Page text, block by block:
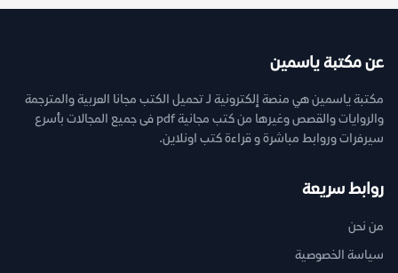
عن مكتبة ياسمين
مكتبة ياسمين هي منصة إلكترونية لـ تحميل الكتب مجانا العربية والمترجمة
والروايات والقصص وغيرها من كتب مجانية pdf فى جميع المجالات بأسرع
سيرفرات وروابط مباشرة و قراءة كتب اونلاين.
روابط سريعة
من نحن
سياسة الخصوصية